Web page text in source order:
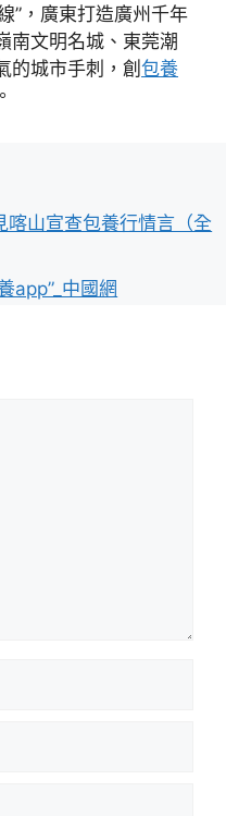
”，廣東打造廣州千年
南文明名城、東莞潮
的城市手刺，創 包養
山宣查包養行情言（全
app”_中國網